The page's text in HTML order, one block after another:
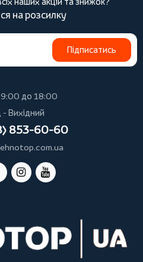
на розсилку
Підписатись
до 18:00
Вихідний
853-60-60